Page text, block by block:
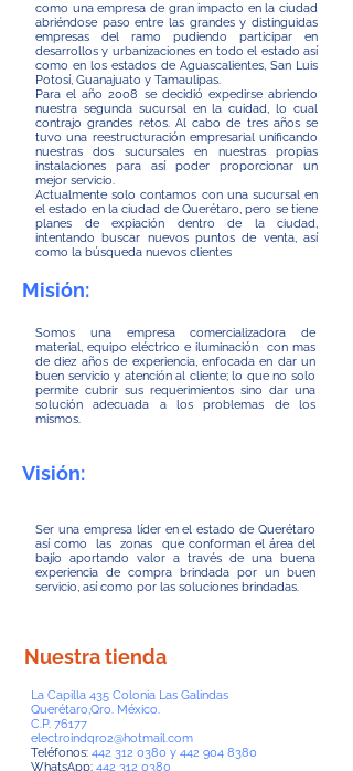
como una empresa de gran impacto en la ciudad
abriéndose paso entre las grandes y distinguidas
empresas del ramo pudiendo participar en
desarrollos y urbanizaciones en todo el estado así
como en los estados de Aguascalientes, San Luis
Potosí, Guanajuato y Tamaulipas.
Para el año 2008 se decidió expedirse abriendo
nuestra segunda sucursal en la cuidad, lo cual
contrajo grandes retos. Al cabo de tres años se
tuvo una reestructuración empresarial unificando
nuestras dos sucursales en nuestras propias
instalaciones para así poder proporcionar un
mejor servicio.
Actualmente solo contamos con una sucursal en
el estado en la ciudad de Querétaro, pero se tiene
planes de expiación dentro de la ciudad,
intentando buscar nuevos puntos de venta, así
como la búsqueda nuevos clientes
Misión:
Somos una empresa comercializadora de
material, equipo eléctrico e iluminación con mas
de diez años de experiencia, enfocada en dar un
buen servicio y atención al cliente; lo que no solo
permite cubrir sus requerimientos sino dar una
solución adecuada a los problemas de los
mismos.
Visión:
Ser una empresa líder en el estado de Querétaro
así como las zonas que conforman el área del
bajío aportando valor a través de una buena
experiencia de compra brindada por un buen
servicio, así como por las soluciones brindadas.
Nuestra tienda
La Capilla 435 Colonia Las Galindas
Querétaro,Qro. México.
C.P. 76177
electroindqro2@hotmail.com
Teléfonos: 442 312 0380 y 442 904 8380
WhatsApp: 442 312 0380